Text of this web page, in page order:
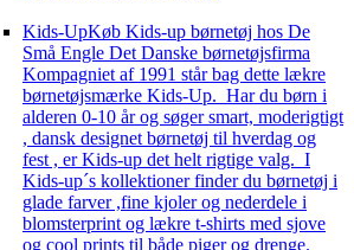
Kids-UpKøb Kids-up børnetøj hos De
Små Engle Det Danske børnetøjsfirma
Kompagniet af 1991 står bag dette lækre
børnetøjsmærke Kids-Up. Har du børn i
alderen 0-10 år og søger smart, moderigtigt
, dansk designet børnetøj til hverdag og
fest , er Kids-up det helt rigtige valg. I
Kids-up´s kollektioner finder du børnetøj i
glade farver ,fine kjoler og nederdele i
blomsterprint og lækre t-shirts med sjove
og cool prints til både piger og drenge.